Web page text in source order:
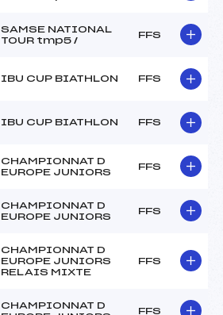
SAMSE NATIONAL
TOUR tmp5 /
FFS
IBU CUP BIATHLON FFS
IBU CUP BIATHLON FFS
CHAMPIONNAT D
EUROPE JUNIORS
FFS
CHAMPIONNAT D
EUROPE JUNIORS
FFS
CHAMPIONNAT D
EUROPE JUNIORS
RELAIS MIXTE
FFS
CHAMPIONNAT D
FFS